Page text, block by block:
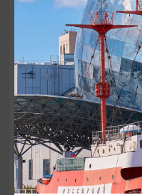
косы»
01.02.2026 -
Куршская коса
ОТ 2500₽